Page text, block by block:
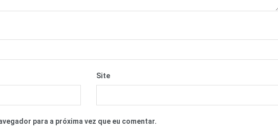
Site
para a próxima vez que eu comentar.